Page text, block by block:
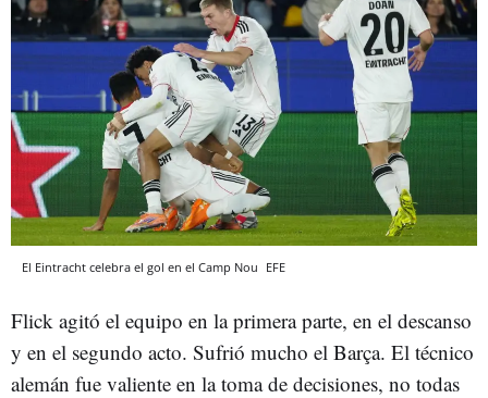
El Eintracht celebra el gol en el Camp Nou EFE
Flick agitó el equipo en la primera parte, en el descanso
y en el segundo acto. Sufrió mucho el Barça. El técnico
alemán fue valiente en la toma de decisiones, no todas